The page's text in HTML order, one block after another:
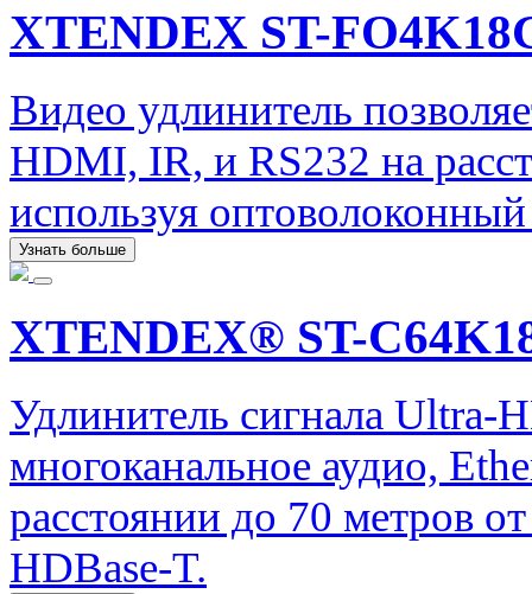
XTENDEX ST-
Видео удлинитель
HDMI, IR, и RS232 на
используя оптоволоконный
Узнать больше
XTENDEX® ST-
Удлинитель сигнала
многоканальное аудио,
расстоянии до 70 метров
HDBase-T.